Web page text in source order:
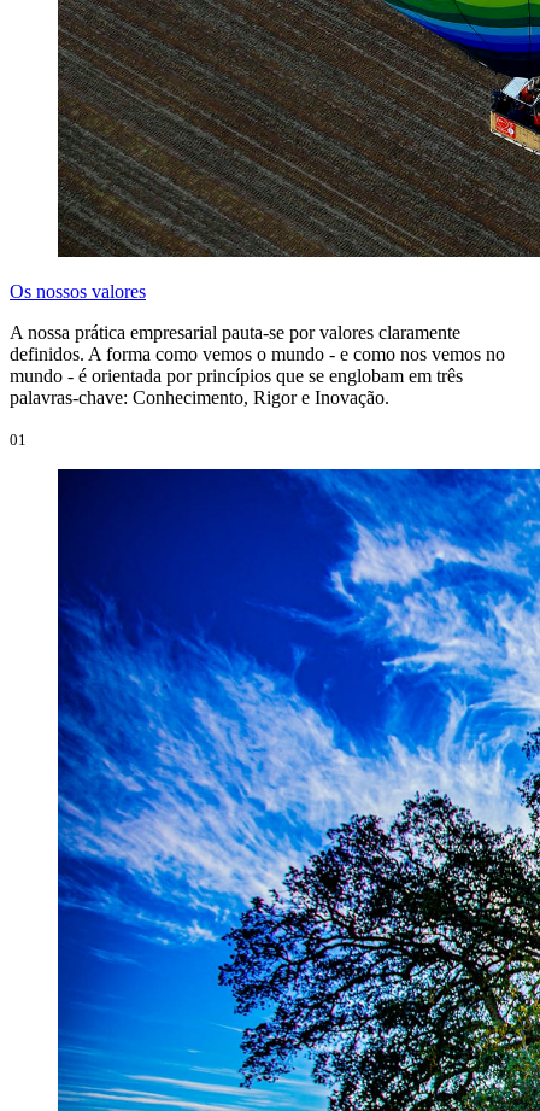
Os nossos valores
A nossa prática empresarial pauta-se por valores claramente
definidos. A forma como vemos o mundo - e como nos vemos no
mundo - é orientada por princípios que se englobam em três
palavras-chave: Conhecimento, Rigor e Inovação.
01